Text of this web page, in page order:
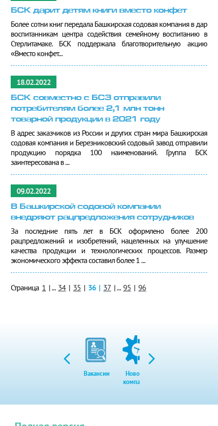
БСК дарит детям книги вместо конфет
Более сотни книг передала Башкирская содовая компания в дар
воспитанникам центра содействия семейному воспитанию в
Стерлитамаке. БСК поддержала благотворительную акцию
«Вместо конфет...
18.02.2022
БСК совместно с БСЗ отправили
потребителям более 2,1 млн тонн
товарной продукции в 2021 году
В адрес заказчиков из России и других стран мира Башкирская
содовая компания и Березниковский содовый завод отправили
продукцию порядка 100 наименований. Группа БСК
заинтересована в ...
09.02.2022
В Башкирской содовой компании
внедряют рацпредложения сотрудников
За последние пять лет в БСК оформлено более 200
рацпредложений и изобретений, нацеленных на улучшение
качества продукции и технологических процессов. Размер
экономического эффекта составил более 1 ...
Страница 1 | ... 34 | 35 | 36 | 37 | ... 95 | 96
Вакансии
Новости
компании